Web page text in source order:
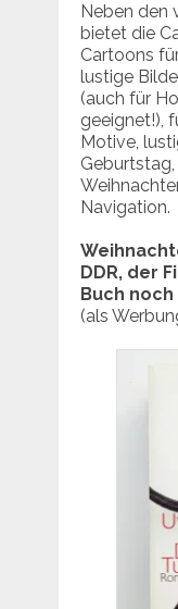
Neben den
bietet die
Cartoons
lustige
(auch für
geeignet!),
Motive,
Navigation.
DDR, der
Buch
(als